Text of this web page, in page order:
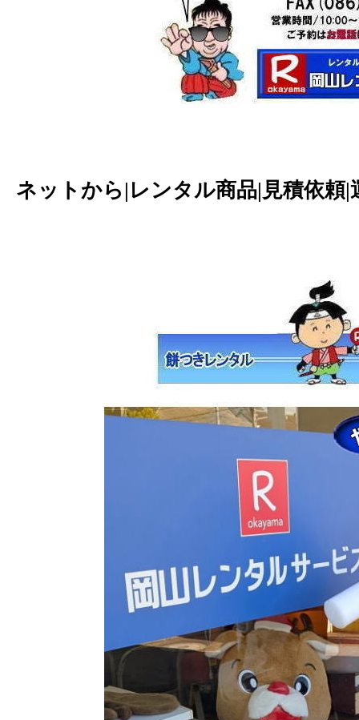
ネットから|レンタル商品|見積依頼